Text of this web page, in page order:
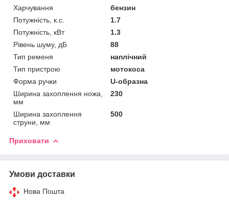
Харчування
бензин
Потужність, к.с.
1.7
Потужність, кВт
1.3
Рівень шуму, дБ
88
Тип ременя
наплічний
Тип пристрою
мотокоса
Форма ручки
U-образна
Ширина захоплення ножа,
мм
230
Ширина захоплення
струни, мм
500
Приховати
Умови доставки
Нова Пошта